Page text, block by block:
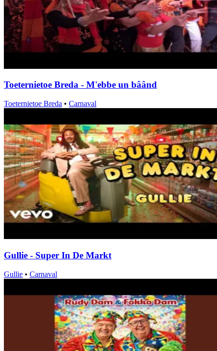
Toeternietoe Breda - M'ebbe un bâând
Toeternietoe Breda • Carnaval
Gullie - Super In De Markt
Gullie • Carnaval